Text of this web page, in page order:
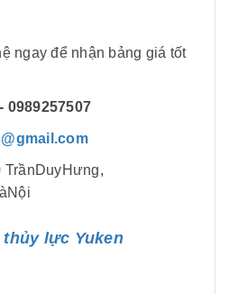
để nhận bảng giá tốt
0989257507
TrầnDuyHưng,
thủy lực Yuken